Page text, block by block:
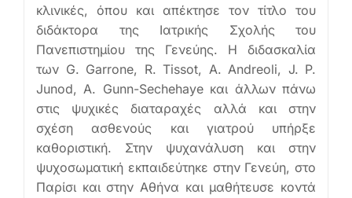
κλινικές, όπου και απέκτησε τον τίτλο του
διδάκτορα της Ιατρικής Σχολής του
Πανεπιστημίου της Γενεύης. Η διδασκαλία
των G. Garrone, R. Tissot, A. Andreoli, J. P.
Junod, A. Gunn-Sechehaye και άλλων πάνω
στις ψυχικές διαταραχές αλλά και στην
σχέση ασθενούς και γιατρού υπήρξε
καθοριστική. Στην ψυχανάλυση και στην
ψυχοσωματική εκπαιδεύτηκε στην Γενεύη, στο
Παρίσι και στην Αθήνα και μαθήτευσε κοντά